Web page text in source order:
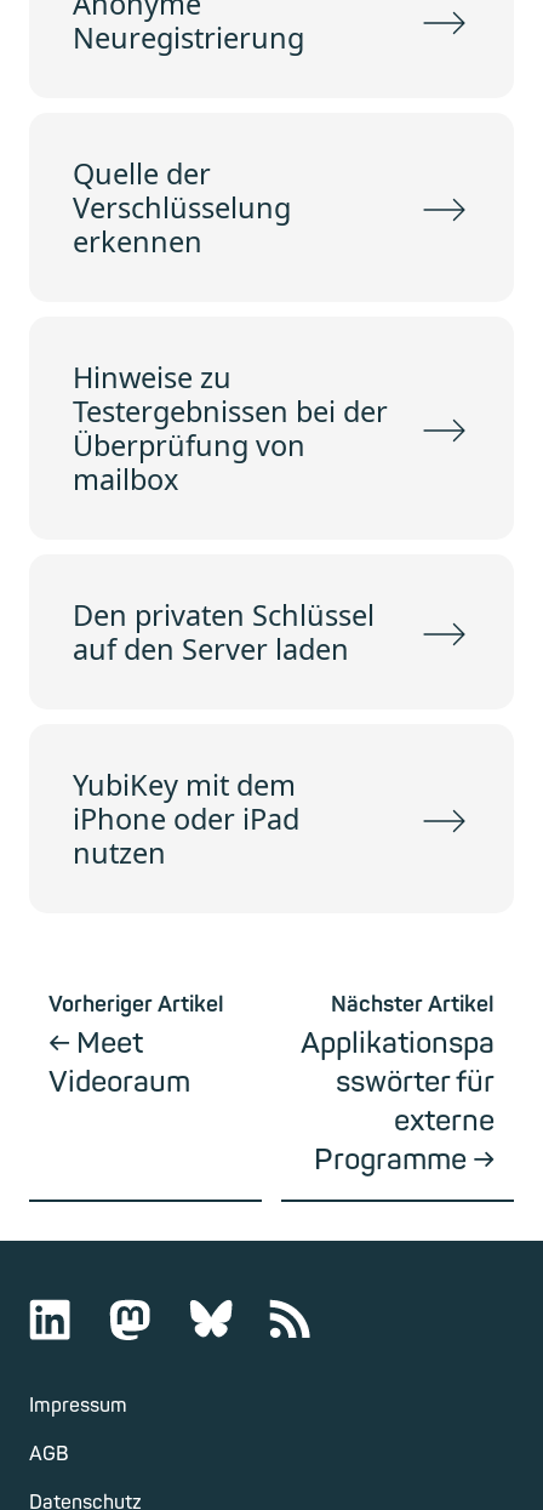
Neuregistrierung
Quelle der
Verschlüsselung
erkennen
Hinweise zu
Testergebnissen bei der
Überprüfung von
mailbox
Den privaten Schlüssel
auf den Server laden
YubiKey mit dem
iPhone oder iPad
nutzen
Vorheriger Artikel
Meet
Videoraum
Nächster Artikel
Applikationspa
sswörter für
externe
Programme
Impressum
AGB
Datenschutz